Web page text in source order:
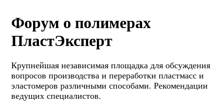
Форум о полимерах
ПластЭксперт
Крупнейшая независимая площадка для обсуждения
вопросов производства и переработки пластмасс и
эластомеров различными способами. Рекомендации
ведущих специалистов.